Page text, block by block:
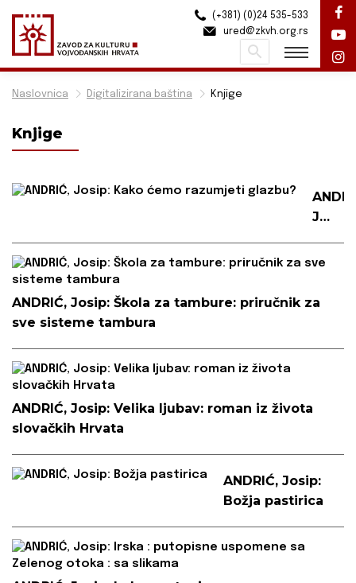
Naslovnica Digitalizirana baština Knjige
Knjige
Josip:
ćemo
ANDRIĆ, Josip: Škola za tambure: priručnik za
sve sisteme tambura
ANDRIĆ, Josip: Velika ljubav: roman iz života
slovačkih Hrvata
ANDRIĆ, Josip:
Božja pastirica
(+381) (0)24 535-533
ured@zkvh.org.rs
Pretraži